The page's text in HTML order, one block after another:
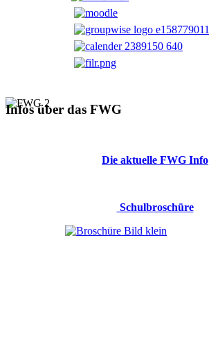
Infos über das FWG
Die aktuelle FWG Info
Schulbroschüre